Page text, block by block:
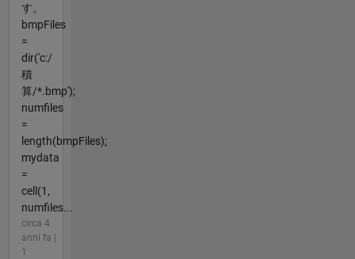
す。
bmpFiles
=
dir('c:/
積
算/*.bmp');
numfiles
=
length(bmpFiles);
mydata
=
cell(1,
numfiles...
circa 4
anni fa |
1